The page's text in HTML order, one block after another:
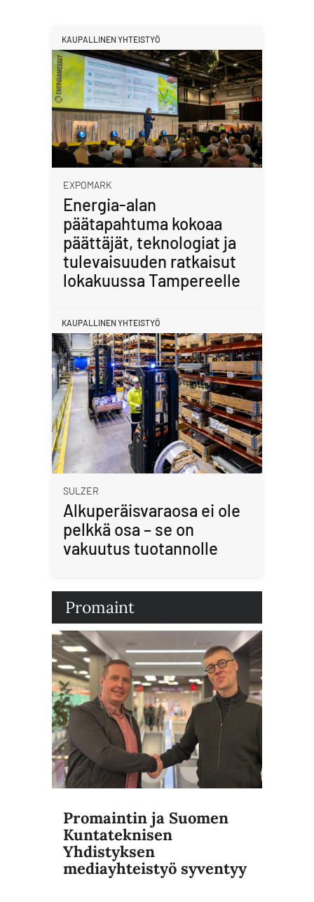
KAUPALLINEN YHTEISTYÖ
EXPOMARK
Energia-alan
päätapahtuma kokoaa
päättäjät, teknologiat ja
tulevaisuuden ratkaisut
lokakuussa Tampereelle
KAUPALLINEN YHTEISTYÖ
SULZER
Alkuperäisvaraosa ei ole
pelkkä osa – se on
vakuutus tuotannolle
Promaint
Promaintin ja Suomen
Kuntateknisen
Yhdistyksen
mediayhteistyö syventyy